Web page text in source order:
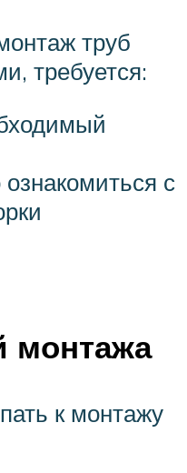
труб
требуется:
с
монтажа
к монтажу